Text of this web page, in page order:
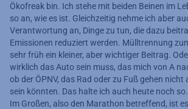
Ökofreak bin. Ich stehe mit beiden Beinen im
so an, wie es ist. Gleichzeitig nehme ich aber
Verantwortung an, Dinge zu tun, die dazu
Emissionen reduziert werden. Mülltrennung
sehr früh ein kleiner, aber wichtiger Beitrag.
wirklich das Auto sein muss, das mich von A
ob der ÖPNV, das Rad oder zu Fuß gehen
sein könnten. Das halte ich auch heute noch so.
Im Großen, also den Marathon betreffend, ist